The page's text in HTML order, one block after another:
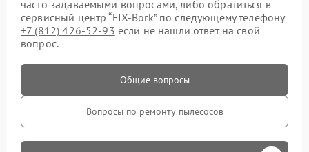
часто задаваемыми вопросами, либо обратиться в
сервисный центр “FIX-Bork” по следующему телефону
+7 (812) 426-52-93 если не нашли ответ на свой
вопрос.
Общие вопросы
Вопросы по ремонту пылесосов